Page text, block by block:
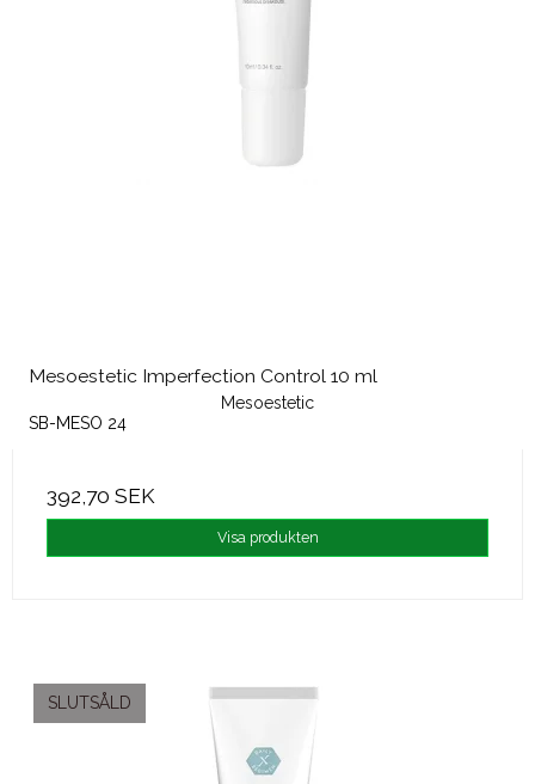
Mesoestetic Imperfection Control 10 ml
Mesoestetic
SB-MESO 24
392,70 SEK
Visa produkten
SLUTSÅLD